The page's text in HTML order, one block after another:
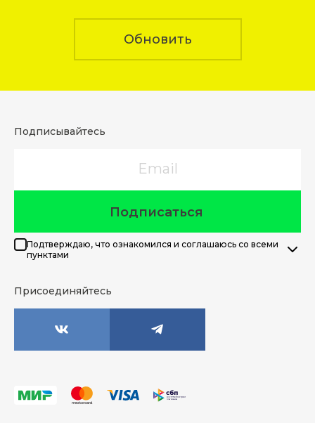
Обновить
Подписывайтесь
Подписаться
Подтверждаю, что ознакомился и соглашаюсь со всеми
пунктами
Присоединяйтесь